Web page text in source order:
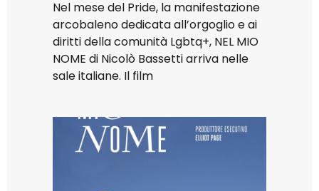
Nel mese del Pride, la manifestazione
arcobaleno dedicata all’orgoglio e ai
diritti della comunità Lgbtq+, NEL MIO
NOME di Nicolò Bassetti arriva nelle
sale italiane. Il film